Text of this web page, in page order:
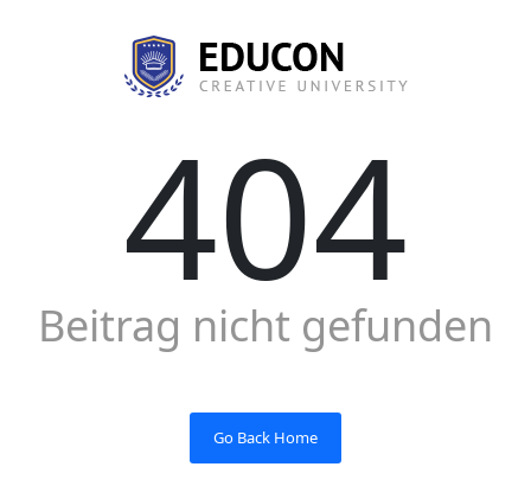
404
Beitrag nicht gefunden
Go Back Home